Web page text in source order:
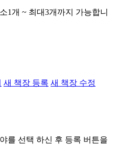
1개 ~ 최대3개까지 가능합니
새 책장 등록 새 책장 수정
를 선택 하신 후 등록 버튼을